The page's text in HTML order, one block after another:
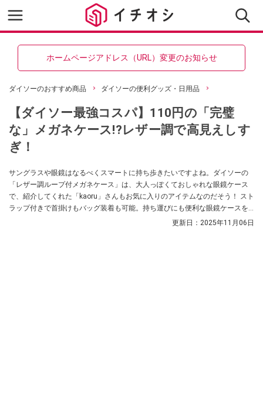
ホームページアドレス（URL）変更のお知らせ
ダイソーのおすすめ商品 ダイソーの便利グッズ・日用品
【ダイソー最強コスパ】110円の「完璧
な」メガネケース!?レザー調で高見えしす
ぎ！
サングラスや眼鏡はなるべくスマートに持ち歩きたいですよね。ダイソーの
「レザー調ループ付メガネケース」は、大人っぽくておしゃれな眼鏡ケース
で、紹介してくれた「kaoru」さんもお気に入りのアイテムなのだそう！ スト
ラップ付きで首掛けもバッグ装着も可能。持ち運びにも便利な眼鏡ケースを
更新日： 2025年11月06日